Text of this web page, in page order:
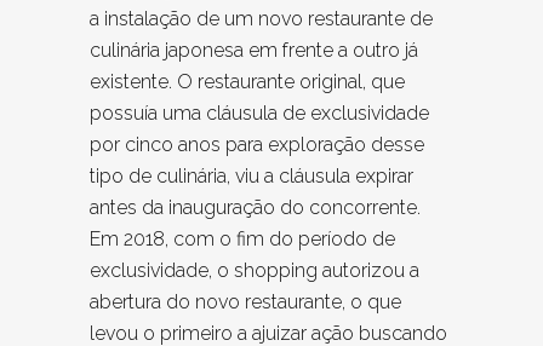
a instalação de um novo restaurante de
culinária japonesa em frente a outro já
existente. O restaurante original, que
possuía uma cláusula de exclusividade
por cinco anos para exploração desse
tipo de culinária, viu a cláusula expirar
antes da inauguração do concorrente.
Em 2018, com o fim do período de
exclusividade, o shopping autorizou a
abertura do novo restaurante, o que
levou o primeiro a ajuizar ação buscando